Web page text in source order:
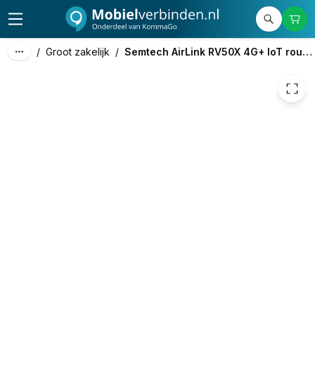
/ Groot zakelijk / Semtech AirLink RV50X 4G+ IoT router
780,00 excl. btw
943,80 incl. btw